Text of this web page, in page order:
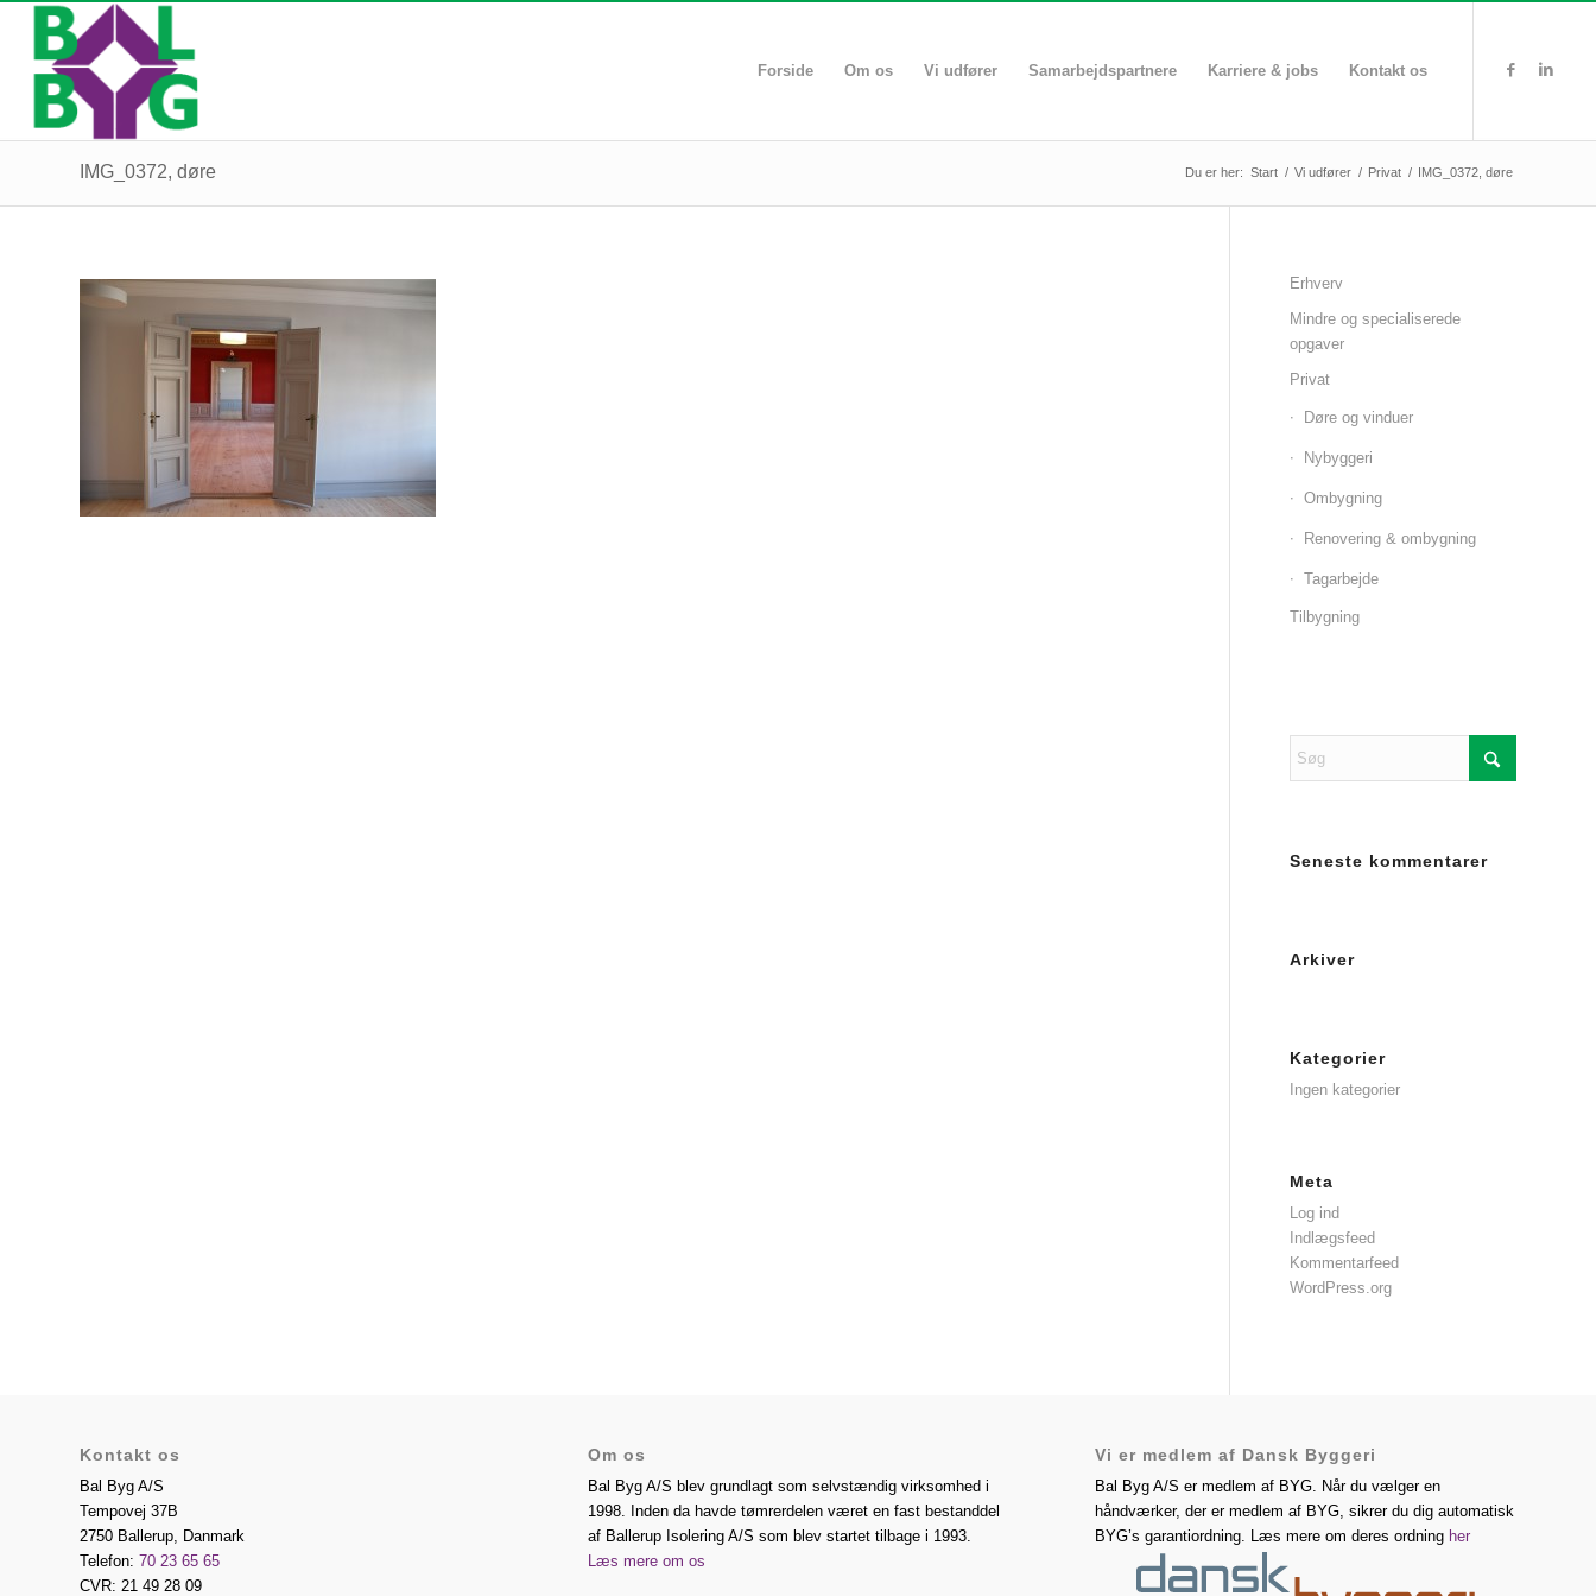
Forside Om os Vi udfører Samarbejdspartnere Karriere & jobs Kontakt os
IMG_0372, døre Du er her: Start / Vi udfører / Privat / IMG_0372, døre
Erhverv
Mindre og specialiserede
opgaver
Privat
Døre og vinduer
Nybyggeri
Ombygning
Renovering & ombygning
Tagarbejde
Tilbygning
Seneste kommentarer
Arkiver
Kategorier
Ingen kategorier
Meta
Log ind
Indlægsfeed
Kommentarfeed
WordPress.org
Kontakt os
Bal Byg A/S
Tempovej 37B
2750 Ballerup, Danmark
Telefon: 70 23 65 65
CVR: 21 49 28 09
Om os
Bal Byg A/S blev grundlagt som selvstændig virksomhed i
1998. Inden da havde tømrerdelen været en fast bestanddel
af Ballerup Isolering A/S som blev startet tilbage i 1993.
Læs mere om os
Vi er medlem af Dansk Byggeri
Bal Byg A/S er medlem af BYG. Når du vælger en
håndværker, der er medlem af BYG, sikrer du dig automatisk
BYG’s garantiordning. Læs mere om deres ordning her